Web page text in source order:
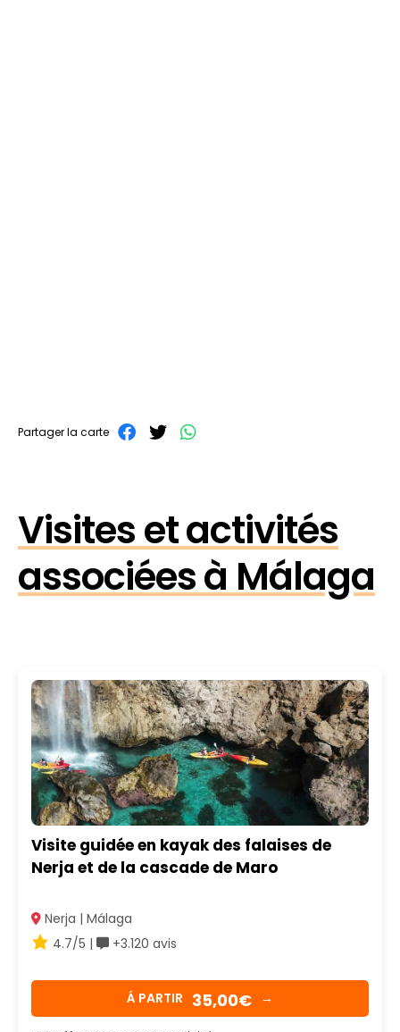
Partager la carte
Visites et activités
associées à Málaga
Visite guidée en kayak des falaises de
Nerja et de la cascade de Maro
Nerja | Málaga
4.7/5 |
+3.120 avis
Á PARTIR 35,00€ →